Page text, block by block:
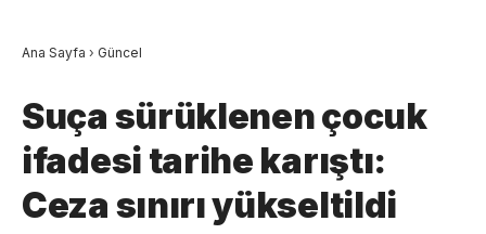
Ana Sayfa › Güncel
Suça sürüklenen çocuk
ifadesi tarihe karıştı:
Ceza sınırı yükseltildi